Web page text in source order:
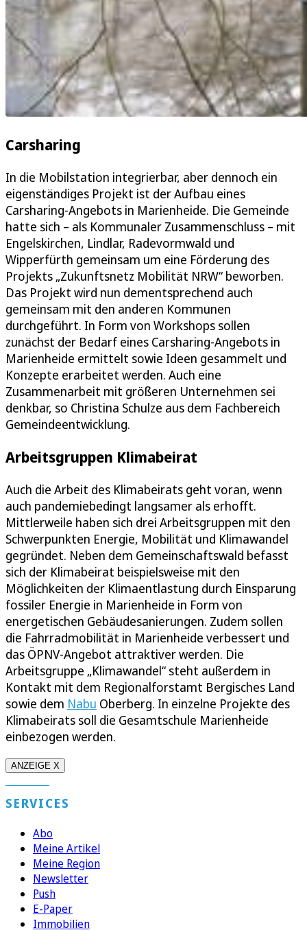
Carsharing
In die Mobilstation integrierbar, aber dennoch ein
eigenständiges Projekt ist der Aufbau eines
Carsharing-Angebots in Marienheide. Die Gemeinde
hatte sich – als Kommunaler Zusammenschluss – mit
Engelskirchen, Lindlar, Radevormwald und
Wipperfürth gemeinsam um eine Förderung des
Projekts „Zukunftsnetz Mobilität NRW“ beworben.
Das Projekt wird nun dementsprechend auch
gemeinsam mit den anderen Kommunen
durchgeführt. In Form von Workshops sollen
zunächst der Bedarf eines Carsharing-Angebots in
Marienheide ermittelt sowie Ideen gesammelt und
Konzepte erarbeitet werden. Auch eine
Zusammenarbeit mit größeren Unternehmen sei
denkbar, so Christina Schulze aus dem Fachbereich
Gemeindeentwicklung.
Arbeitsgruppen Klimabeirat
Auch die Arbeit des Klimabeirats geht voran, wenn
auch pandemiebedingt langsamer als erhofft.
Mittlerweile haben sich drei Arbeitsgruppen mit den
Schwerpunkten Energie, Mobilität und Klimawandel
gegründet. Neben dem Gemeinschaftswald befasst
sich der Klimabeirat beispielsweise mit den
Möglichkeiten der Klimaentlastung durch Einsparung
fossiler Energie in Marienheide in Form von
energetischen Gebäudesanierungen. Zudem sollen
die Fahrradmobilität in Marienheide verbessert und
das ÖPNV-Angebot attraktiver werden. Die
Arbeitsgruppe „Klimawandel“ steht außerdem in
Kontakt mit dem Regionalforstamt Bergisches Land
sowie dem Nabu Oberberg. In einzelne Projekte des
Klimabeirats soll die Gesamtschule Marienheide
einbezogen werden.
ANZEIGE X
SERVICES
Abo
Meine Artikel
Meine Region
Newsletter
Push
E-Paper
Immobilien